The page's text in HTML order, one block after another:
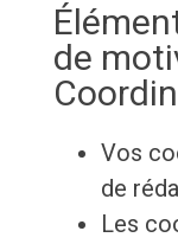
de
Vos
de
Les